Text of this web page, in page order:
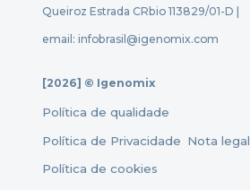
Queiroz Estrada CRbio 113829/01-D |
email: infobrasil@igenomix.com
[2026] © Igenomix
Política de qualidade
Política de Privacidade Nota legal
Política de cookies